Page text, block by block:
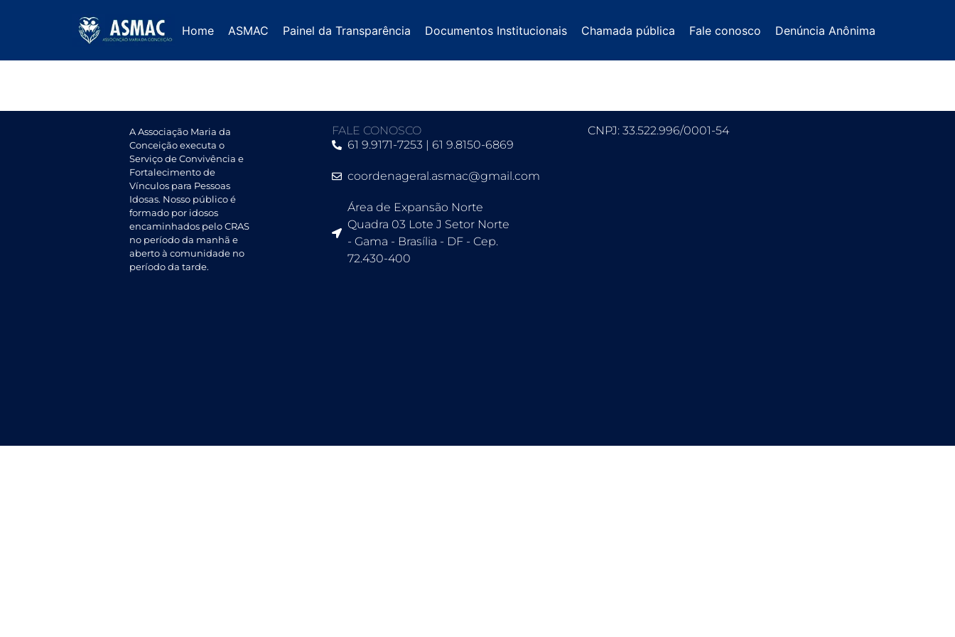
Home ASMAC Painel da Transparência Documentos Institucionais Chamada pública Fale conosco Denúncia Anônima
Painel da Transparência – Outubro
A Associação Maria da
Conceição executa o
Serviço de Convivência e
Fortalecimento de
Vínculos para Pessoas
Idosas. Nosso público é
formado por idosos
encaminhados pelo CRAS
no período da manhã e
aberto à comunidade no
período da tarde.
FALE CONOSCO
61 9.9171-7253 | 61 9.8150-6869
coordenageral.asmac@gmail.com
Área de Expansão Norte
Quadra 03 Lote J Setor Norte
- Gama - Brasília - DF - Cep.
72.430-400
CNPJ: 33.522.996/0001-54